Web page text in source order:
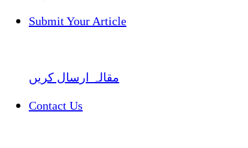
Submit Your Article
مقالہ ارسال کریں
Contact Us